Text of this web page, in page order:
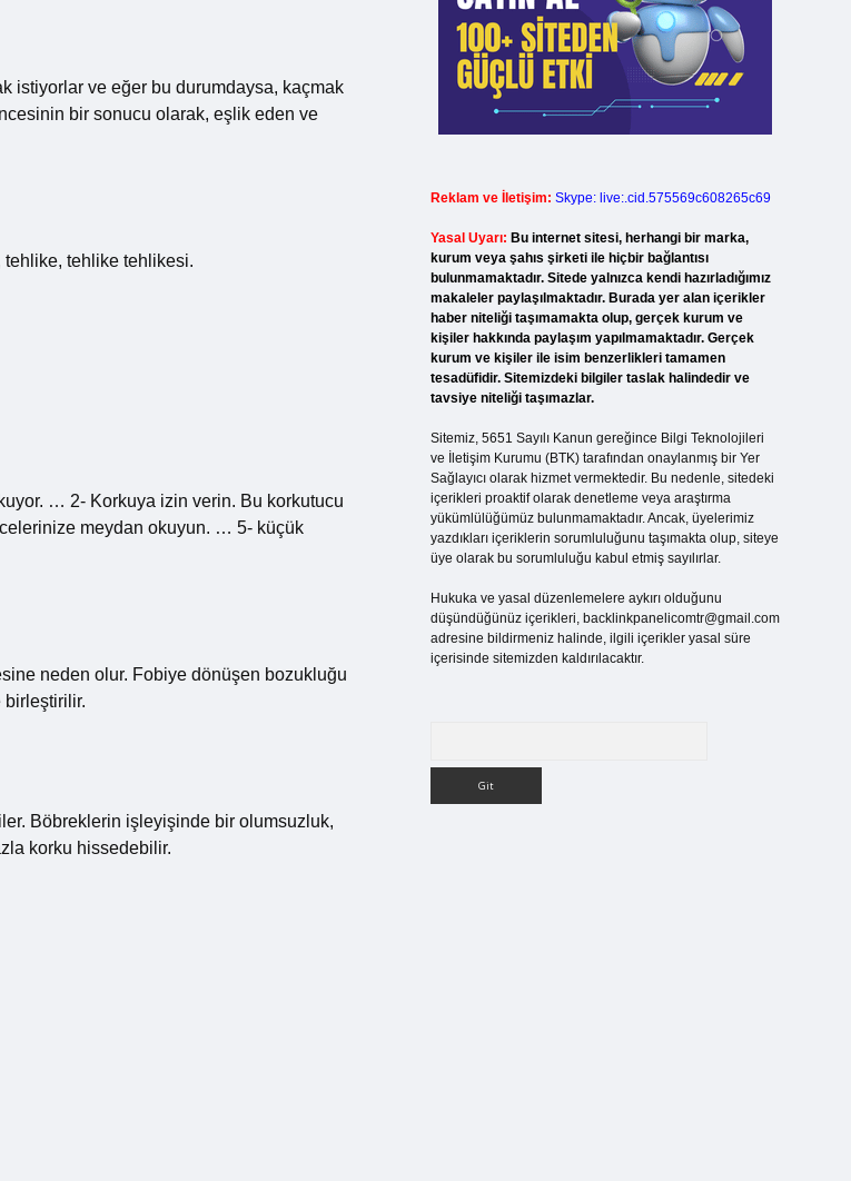
istiyorlar ve eğer bu durumdaysa, kaçmak
bir sonucu olarak, eşlik eden ve
tehlike, tehlike tehlikesi.
… 2- Korkuya izin verin. Bu korkutucu
meydan okuyun. … 5- küçük
neden olur. Fobiye dönüşen bozukluğu
birleştirilir.
Böbreklerin işleyişinde bir olumsuzluk,
korku hissedebilir.
Reklam ve İletişim: Skype: live:.cid.575569c608265c69
Yasal Uyarı: Bu internet sitesi, herhangi bir marka,
kurum veya şahıs şirketi ile hiçbir bağlantısı
bulunmamaktadır. Sitede yalnızca kendi hazırladığımız
makaleler paylaşılmaktadır. Burada yer alan içerikler
haber niteliği taşımamakta olup, gerçek kurum ve
kişiler hakkında paylaşım yapılmamaktadır. Gerçek
kurum ve kişiler ile isim benzerlikleri tamamen
tesadüfidir. Sitemizdeki bilgiler taslak halindedir ve
tavsiye niteliği taşımazlar.
Sitemiz, 5651 Sayılı Kanun gereğince Bilgi Teknolojileri
ve İletişim Kurumu (BTK) tarafından onaylanmış bir Yer
Sağlayıcı olarak hizmet vermektedir. Bu nedenle, sitedeki
içerikleri proaktif olarak denetleme veya araştırma
yükümlülüğümüz bulunmamaktadır. Ancak, üyelerimiz
yazdıkları içeriklerin sorumluluğunu taşımakta olup, siteye
üye olarak bu sorumluluğu kabul etmiş sayılırlar.
Hukuka ve yasal düzenlemelere aykırı olduğunu
düşündüğünüz içerikleri, backlinkpanelicomtr@gmail.com
adresine bildirmeniz halinde, ilgili içerikler yasal süre
içerisinde sitemizden kaldırılacaktır.